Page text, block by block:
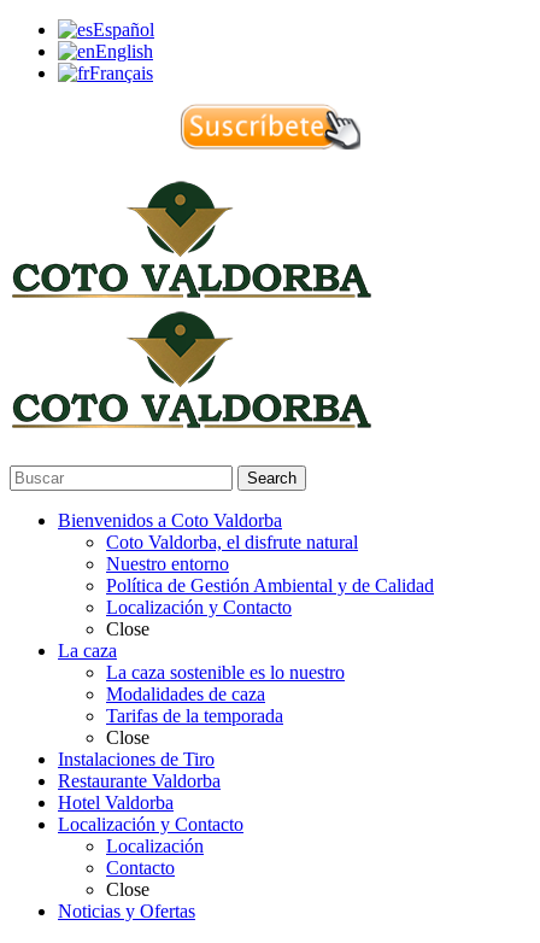
Español
English
Français
Search
Bienvenidos a Coto Valdorba
Coto Valdorba, el disfrute natural
Nuestro entorno
Política de Gestión Ambiental y de Calidad
Localización y Contacto
Close
La caza
La caza sostenible es lo nuestro
Modalidades de caza
Tarifas de la temporada
Close
Instalaciones de Tiro
Restaurante Valdorba
Hotel Valdorba
Localización y Contacto
Localización
Contacto
Close
Noticias y Ofertas